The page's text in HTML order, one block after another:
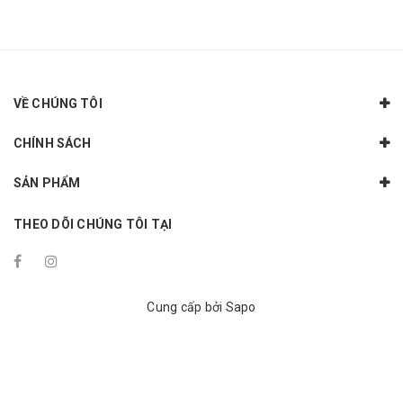
VỀ CHÚNG TÔI
CHÍNH SÁCH
SẢN PHẨM
THEO DÕI CHÚNG TÔI TẠI
Cung cấp bởi Sapo